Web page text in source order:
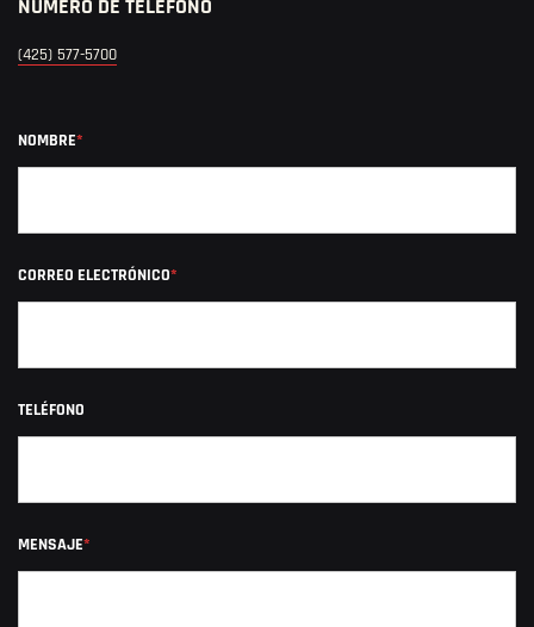
NÚMERO DE TELÉFONO
(425) 577-5700
NOMBRE*
CORREO ELECTRÓNICO*
TELÉFONO
MENSAJE*